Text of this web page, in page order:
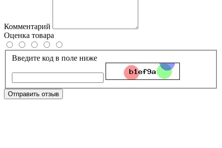
Комментарий
Оценка товара
Введите код в поле ниже
Отправить отзыв